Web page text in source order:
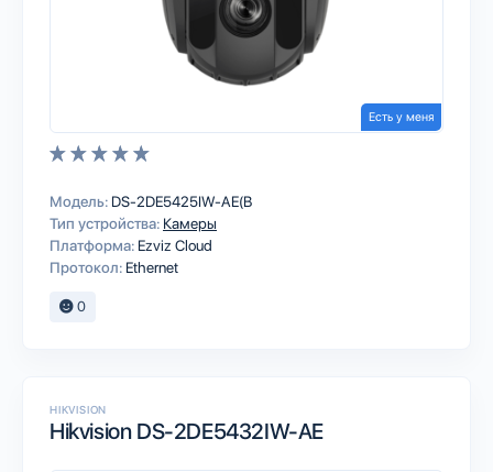
Есть у меня
Модель: DS-2DE5425IW-AE(B
Тип устройства: Камеры
Платформа: Ezviz Cloud
Протокол: Ethernet
0
HIKVISION
Hikvision DS-2DE5432IW-AE